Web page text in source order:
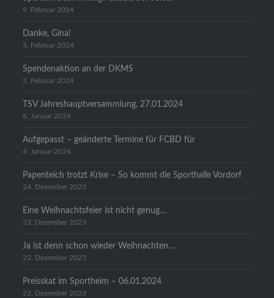
9. Februar 2024
Danke, Gina!
5. Februar 2024
Spendenaktion an der DKMS
2. Februar 2024
TSV Jahreshauptversammlung, 27.01.2024
6. Januar 2024
Aufgepasst – geänderte Termine für FCBD für
4. Januar 2024
Papenteich trotzt Krise – So kommt die Sporthalle Vordorf
24. Dezember 2023
Eine Weihnachtsfeier ist nicht genug…
23. Dezember 2023
Ja ist denn schon wieder Weihnachten…
22. Dezember 2023
Preisskat im Sportheim – 06.01.2024
22. Dezember 2023